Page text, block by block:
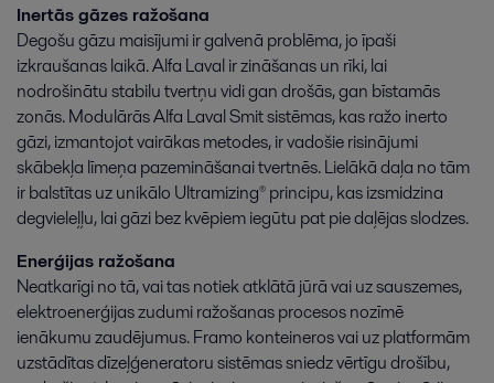
Inertās gāzes ražošana
Degošu gāzu maisījumi ir galvenā problēma, jo īpaši
izkraušanas laikā. Alfa Laval ir zināšanas un rīki, lai
nodrošinātu stabilu tvertņu vidi gan drošās, gan bīstamās
zonās. Modulārās Alfa Laval Smit sistēmas, kas ražo inerto
gāzi, izmantojot vairākas metodes, ir vadošie risinājumi
skābekļa līmeņa pazemināšanai tvertnēs. Lielākā daļa no tām
ir balstītas uz unikālo Ultramizing® principu, kas izsmidzina
degvieleļļu, lai gāzi bez kvēpiem iegūtu pat pie daļējas slodzes.
Enerģijas ražošana
Neatkarīgi no tā, vai tas notiek atklātā jūrā vai uz sauszemes,
elektroenerģijas zudumi ražošanas procesos nozīmē
ienākumu zaudējumus. Framo konteineros vai uz platformām
uzstādītas dīzeļģeneratoru sistēmas sniedz vērtīgu drošību,